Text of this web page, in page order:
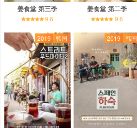
姜食堂 第三季
9.6
姜食堂 第二季
9.6
2019 韩国 2019 韩国